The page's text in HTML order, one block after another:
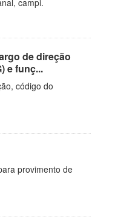
campi.
de direção
e funç...
código do
provimento de